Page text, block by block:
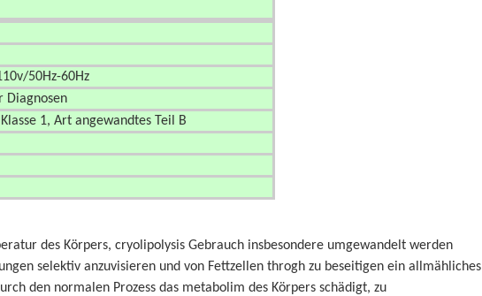
50Hz-60Hz
Diagnosen
1, Art angewandtes Teil B
des Körpers, cryolipolysis Gebrauch insbesondere umgewandelt werden
selektiv anzuvisieren und von Fettzellen throgh zu beseitigen ein allmähliches
den normalen Prozess das metabolim des Körpers schädigt, zu